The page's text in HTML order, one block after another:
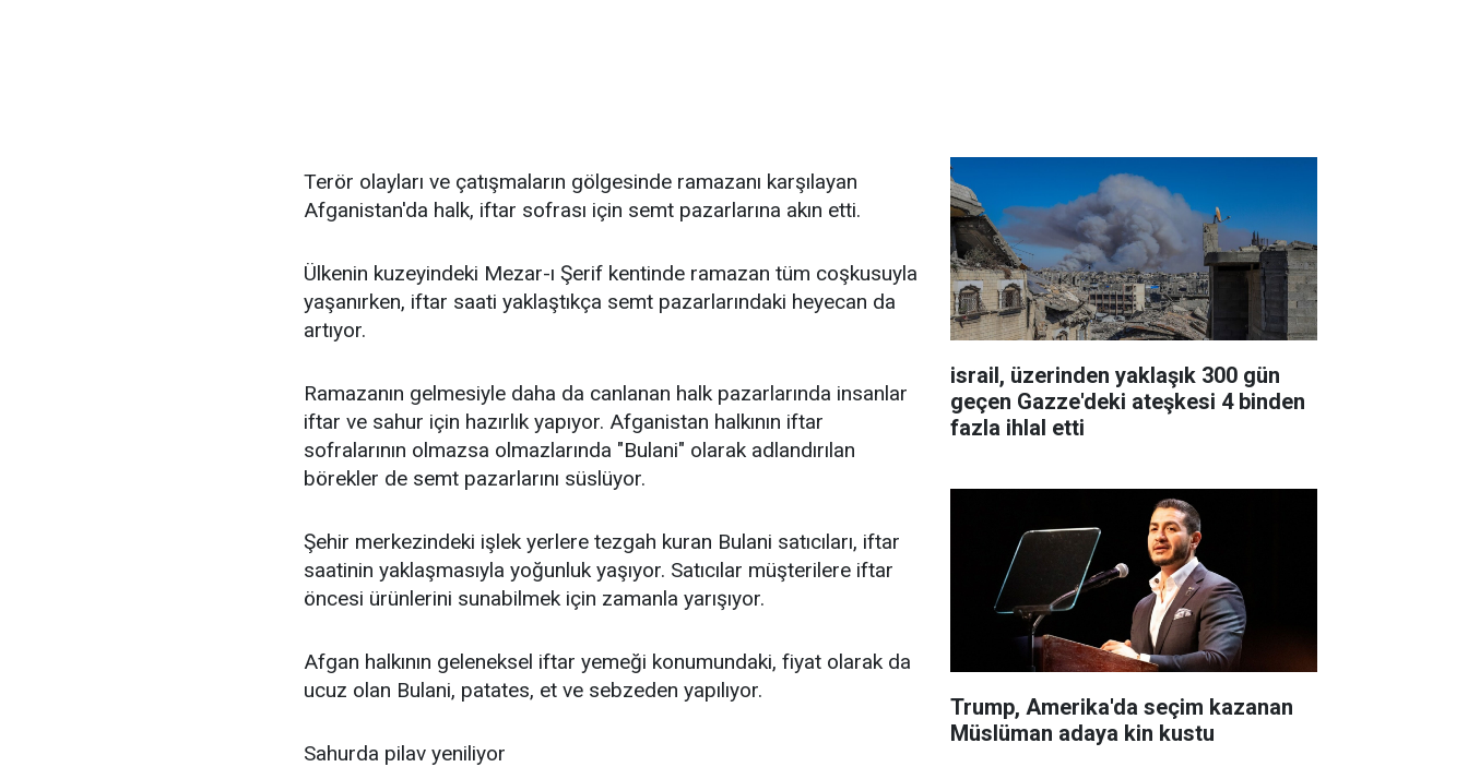
Terör olayları ve çatışmaların gölgesinde ramazanı karşılayan
Afganistan'da halk, iftar sofrası için semt pazarlarına akın etti.
Ülkenin kuzeyindeki Mezar-ı Şerif kentinde ramazan tüm coşkusuyla
yaşanırken, iftar saati yaklaştıkça semt pazarlarındaki heyecan da
artıyor.
Ramazanın gelmesiyle daha da canlanan halk pazarlarında insanlar
iftar ve sahur için hazırlık yapıyor. Afganistan halkının iftar
sofralarının olmazsa olmazlarında "Bulani" olarak adlandırılan
börekler de semt pazarlarını süslüyor.
Şehir merkezindeki işlek yerlere tezgah kuran Bulani satıcıları, iftar
saatinin yaklaşmasıyla yoğunluk yaşıyor. Satıcılar müşterilere iftar
öncesi ürünlerini sunabilmek için zamanla yarışıyor.
Afgan halkının geleneksel iftar yemeği konumundaki, fiyat olarak da
ucuz olan Bulani, patates, et ve sebzeden yapılıyor.
Sahurda pilav yeniliyor
israil, üzerinden yaklaşık 300 gün
geçen Gazze'deki ateşkesi 4 binden
fazla ihlal etti
Trump, Amerika'da seçim kazanan
Müslüman adaya kin kustu